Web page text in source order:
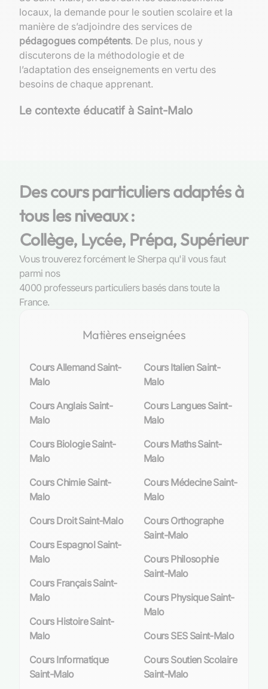
locaux, la demande pour le soutien scolaire et la
manière de s’adjoindre des services de
pédagogues compétents. De plus, nous y
discuterons de la méthodologie et de
l’adaptation des enseignements en vertu des
besoins de chaque apprenant.
Le contexte éducatif à Saint-Malo
les sciences économiques et sociales disposent
de
structures d’enseignement solides
forger leurs connaissances. Les établissements
secondaires de la région, conscients des enjeux
que représente une solide formation en
économie dans le monde contemporain, offrent
des programmes enrichissants et conformes
aux directives de l’Éducation nationale. Les
esprit critique essentielà la compréhension des
La demande de soutien scolaire en économie à
La ville corsaire n’est pas en reste quant à la
personnalisé dans ce domaine. Parents et élèves
reconnaissent unanimement l’importance d’un
suivi sur mesure qui vient épauler le travail
accompli en classe. Le soutien scolaire devient
souhaitant exceller ou simplement consolider
leurs acquis en sciences économiques et
sociales, matière stratégique pour leur avenir
académique et professionnel.
Au cœur de cette quête d’excellence, les cours
particuliers dispensés par desenseignants
qualifiés se révèlent être un levier pédagogique
puissant. Ces séances permettent non
programme scolaire, mais aussi une préparation
adéquate aux divers examens, tels que le
Des cours particuliers adaptés à
tous les niveaux :
Collège, Lycée, Prépa, Supérieur
Vous trouverez forcément le Sherpa qu'il vous faut
parmi nos
4000 professeurs particuliers basés dans toute la
France.
Matières enseignées
Cours Allemand Saint-
Malo
Cours Anglais Saint-
Malo
Cours Biologie Saint-
Malo
Cours Chimie Saint-
Malo
Cours Droit Saint-Malo
Cours Espagnol Saint-
Malo
Cours Français Saint-
Malo
Cours Histoire Saint-
Malo
Cours Informatique
Saint-Malo
Cours Italien Saint-
Malo
Cours Langues Saint-
Malo
Cours Maths Saint-
Malo
Cours Médecine Saint-
Malo
Cours Orthographe
Saint-Malo
Cours Philosophie
Saint-Malo
Cours Physique Saint-
Malo
Cours SES Saint-Malo
Cours Soutien Scolaire
Saint-Malo